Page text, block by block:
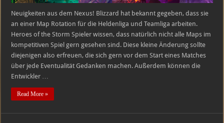
Neuigkeiten aus dem Nexus! Blizzard hat bekannt gegeben, dass sie
an einer Map Rotation für die Heldenliga und Teamliga arbeiten.
Heroes of the Storm Spieler wissen, dass natürlich nicht alle Maps im
kompetitiven Spiel gern gesehen sind. Diese kleine Änderung sollte
diejenigen also erfreuen, die sich gern vor dem Start eines Matches
über jede Eventualität Gedanken machen. Außerdem können die
Entwickler …
Read More »